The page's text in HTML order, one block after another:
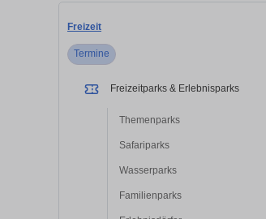
Freizeit
Termine
Freizeitparks & Erlebnisparks
Themenparks
Safariparks
Wasserparks
Familienparks